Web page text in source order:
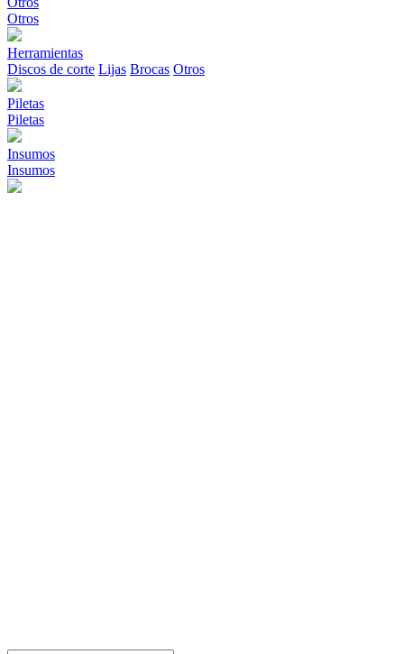
Otros
Herramientas
Discos de corte Lijas Brocas Otros
Piletas
Piletas
Insumos
Insumos